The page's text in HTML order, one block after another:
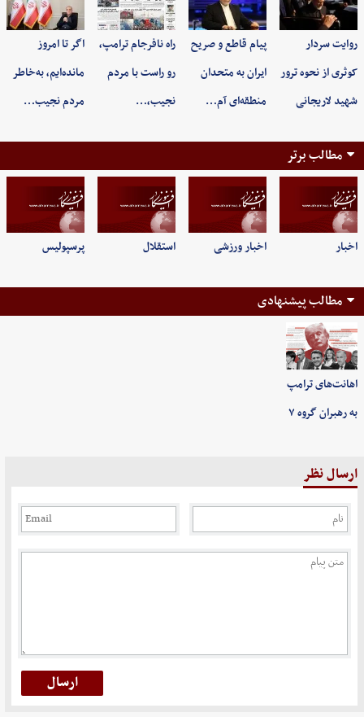
روایت سردار
کوثری از نحوه ترور
شهید لاریجانی
پیام قاطع و صریح
ایران به متحدان
منطقه‌ای آم…
راه نافرجام ترامپ،
رو راست با مردم
نجیب،…
اگر تا امروز
مانده‌ایم، به‌خاطر
مردم نجیب…
مطالب برتر
اخبار اخبار ورزشی استقلال پرسپولیس
مطالب پیشنهادی
اهانت‌های ترامپ
به رهبران گروه ۷
ارسال نظر